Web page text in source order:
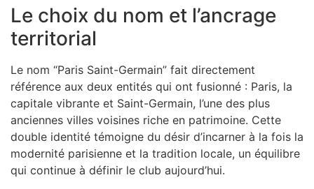
Le choix du nom et l’ancrage
territorial
Le nom “Paris Saint-Germain” fait directement
référence aux deux entités qui ont fusionné : Paris, la
capitale vibrante et Saint-Germain, l’une des plus
anciennes villes voisines riche en patrimoine. Cette
double identité témoigne du désir d’incarner à la fois la
modernité parisienne et la tradition locale, un équilibre
qui continue à définir le club aujourd’hui.